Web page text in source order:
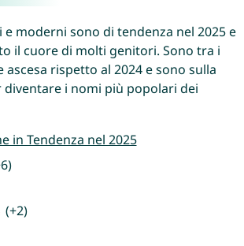
moderni sono di tendenza nel 2025 e
il cuore di molti genitori. Sono tra i
rispetto al 2024 e sono sulla
i nomi più popolari dei
in Tendenza nel 2025
(+2)